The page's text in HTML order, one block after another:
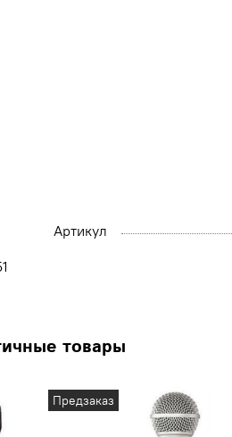
Артикул
товары
Предзаказ